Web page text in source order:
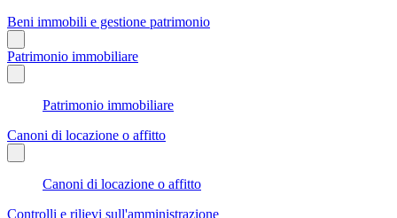
Beni immobili e gestione patrimonio
Patrimonio immobiliare
Patrimonio immobiliare
Canoni di locazione o affitto
Canoni di locazione o affitto
Controlli e rilievi sull'amministrazione